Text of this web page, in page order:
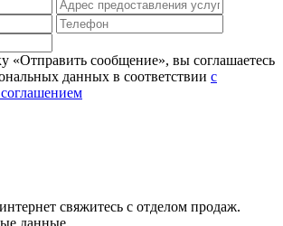
«Отправить сообщение», вы соглашаетесь
данных в соответствии с
свяжитесь с отделом продаж.
данные.